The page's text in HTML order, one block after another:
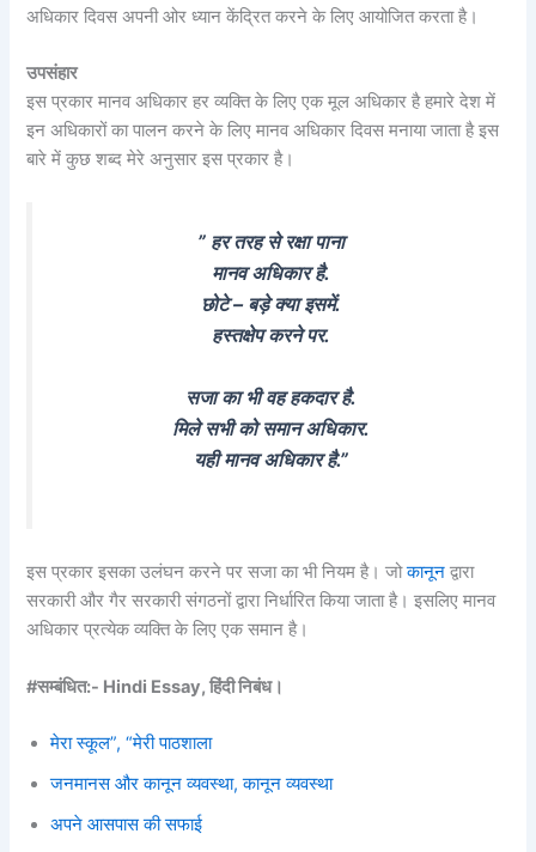
अधिकार दिवस अपनी ओर ध्यान केंद्रित करने के लिए आयोजित करता है।
उपसंहार
इस प्रकार मानव अधिकार हर व्यक्ति के लिए एक मूल अधिकार है हमारे देश में
इन अधिकारों का पालन करने के लिए मानव अधिकार दिवस मनाया जाता है इस
बारे में कुछ शब्द मेरे अनुसार इस प्रकार है।
” हर तरह से रक्षा पाना
मानव अधिकार है.
छोटे – बड़े क्या इसमें.
हस्तक्षेप करने पर.
सजा का भी वह हकदार है.
मिले सभी को समान अधिकार.
यही मानव अधिकार है.”
इस प्रकार इसका उलंघन करने पर सजा का भी नियम है। जोकानून द्वारा
सरकारी और गैर सरकारी संगठनों द्वारा निर्धारित किया जाता है। इसलिए मानव
अधिकार प्रत्येक व्यक्ति के लिए एक समान है।
#सम्बंधित:- Hindi Essay, हिंदी निबंध।
मेरा स्कूल”, “मेरी पाठशाला
जनमानस और कानून व्यवस्था, कानून व्यवस्था
अपने आसपास की सफाई